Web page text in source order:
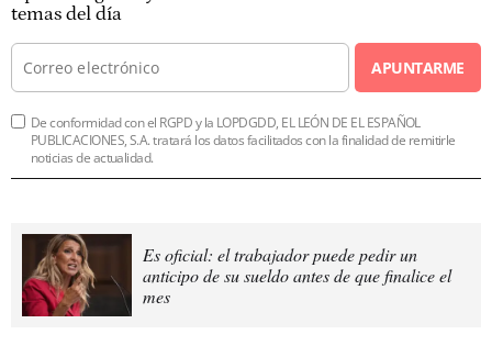
temas del día
APUNTARME
De conformidad con el RGPD y la LOPDGDD, EL LEÓN DE EL ESPAÑOL
PUBLICACIONES, S.A. tratará los datos facilitados con la finalidad de remitirle
noticias de actualidad.
Es oficial: el trabajador puede pedir un
anticipo de su sueldo antes de que finalice el
mes